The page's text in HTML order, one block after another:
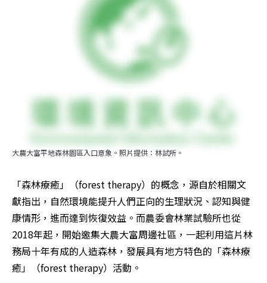
大農大富平地森林園區入口意象。照片提供：林試所。
「森林療癒」（forest therapy）的概念，源自於相關文
獻指出，自然環境能提升人們正向的生理狀況、認知與健
康情形，進而達到恢復效益。而農委會林業試驗所也從
2018年起，開始邀集大農大富周邊社區，一起利用這片林
務局十年有成的人造森林，發展具有地方特色的「森林療
癒」（forest therapy）活動。